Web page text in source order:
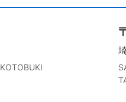
KOTOBUKI